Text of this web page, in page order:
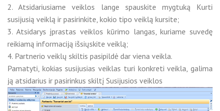
2. Atsidariusiame veiklos lange spauskite mygtuką Kurti
susijusią veiklą ir pasirinkite, kokio tipo veiklą kursite;
3. Atsidarys įprastas veiklos kūrimo langas, kuriame suvedę
reikiamą informaciją išsiųskite veiklą;
4. Partnerio veiklų skiltis pasipildė dar viena veikla.
Pamatyti, kokias susijusias veiklas turi konkreti veikla, galima
ją atsidarius ir pasirinkus skiltį Susijusios veiklos